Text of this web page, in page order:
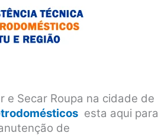
e Secar Roupa na cidade de
esta aqui para
de